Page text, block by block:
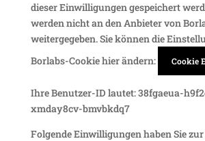
dieser Einwil­li­gungen gespei­chert
werden nicht an den Anbieter von
weiter­ge­geben. Sie können die
Borlabs-Cookie hier ändern:
Cookie
Ihre Benutzer-ID lautet:38fgaeua-
xmday8cv-bmvbkdq7
Folgende Einwil­li­gungen haben Sie